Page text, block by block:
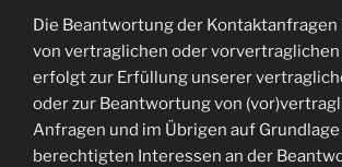
Die Beantwortung der Kontaktanfragen
von vertraglichen oder vorvertraglichen
erfolgt zur Erfüllung unserer
oder zur Beantwortung von
Anfragen und im Übrigen auf
berechtigten Interessen an der